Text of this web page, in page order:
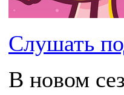
Слушать
В новом